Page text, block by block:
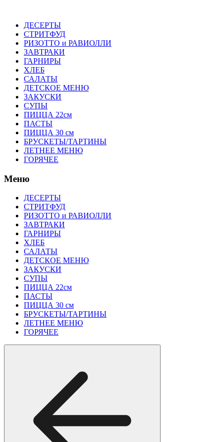
ДЕСЕРТЫ
СТРИТФУД
РИЗОТТО и РАВИОЛЛИ
ЗАВТРАКИ
ГАРНИРЫ
ХЛЕБ
САЛАТЫ
ДЕТСКОЕ МЕНЮ
ЗАКУСКИ
СУПЫ
ПИЦЦА 22см
ПАСТЫ
ПИЦЦА 30 см
БРУСКЕТЫ/ТАРТИНЫ
ЛЕТНЕЕ МЕНЮ
ГОРЯЧЕЕ
Меню
ДЕСЕРТЫ
СТРИТФУД
РИЗОТТО и РАВИОЛЛИ
ЗАВТРАКИ
ГАРНИРЫ
ХЛЕБ
САЛАТЫ
ДЕТСКОЕ МЕНЮ
ЗАКУСКИ
СУПЫ
ПИЦЦА 22см
ПАСТЫ
ПИЦЦА 30 см
БРУСКЕТЫ/ТАРТИНЫ
ЛЕТНЕЕ МЕНЮ
ГОРЯЧЕЕ